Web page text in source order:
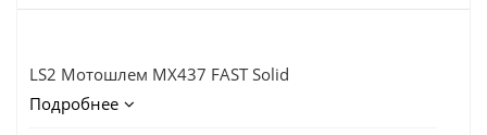
LS2 Мотошлем MX437 FAST Solid
Подробнее